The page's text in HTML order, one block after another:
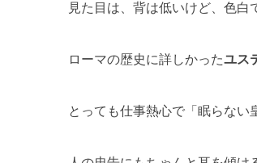
見た目は、背は低いけど、色白
ローマの歴史に詳しかったユス
とっても仕事熱心で「眠らない